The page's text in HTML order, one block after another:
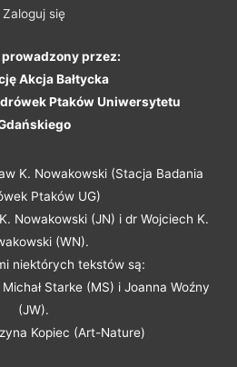
Zaloguj się
prowadzony przez:
Akcja Bałtycka
Ptaków Uniwersytetu
K. Nowakowski (Stacja Badania
Ptaków UG)
Nowakowski (JN) i dr Wojciech K.
(WN).
niektórych tekstów są:
Starke (MS) i Joanna Woźny
(JW).
Kopiec (Art-Nature)